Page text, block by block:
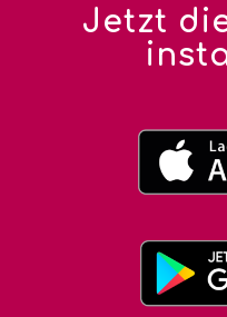
Jetzt